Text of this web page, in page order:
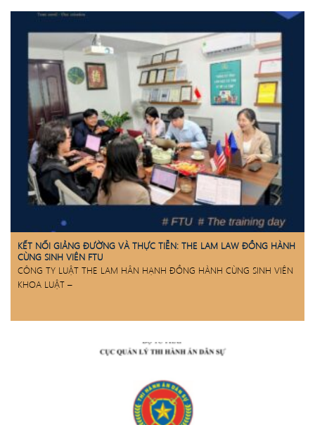
KẾT NỐI GIẢNG ĐƯỜNG VÀ THỰC TIỄN: THE LAM LAW ĐỒNG HÀNH
CÙNG SINH VIÊN FTU
CÔNG TY LUẬT THE LAM HÂN HẠNH ĐỒNG HÀNH CÙNG SINH VIÊN
KHOA LUẬT –